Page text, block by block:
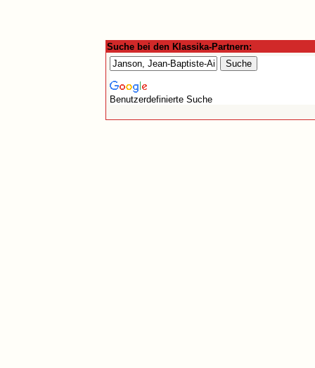
Suche bei den Klassika-Partnern:
Benutzerdefinierte Suche